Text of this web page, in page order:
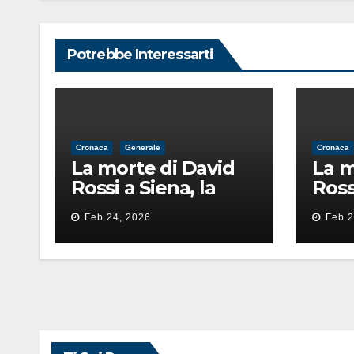
Potrebbe Interessarti
Cronaca Generale
La morte di David
Rossi a Siena, la
perizia lancia la
pista di
un’intimidazione
finita male
Feb 24, 2026
Cronaca
La
Feb